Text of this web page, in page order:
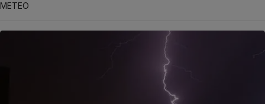
METEO